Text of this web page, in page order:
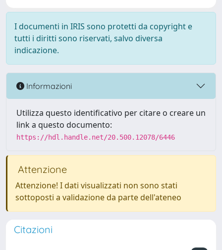
I documenti in IRIS sono protetti da copyright e
tutti i diritti sono riservati, salvo diversa
indicazione.
Informazioni
Utilizza questo identificativo per citare o creare un
link a questo documento:
https://hdl.handle.net/20.500.12078/6446
Attenzione
Attenzione! I dati visualizzati non sono stati
sottoposti a validazione da parte dell'ateneo
Citazioni